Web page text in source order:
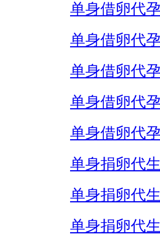
单身借卵代
单身借卵代
单身借卵代
单身借卵代
单身借卵代
单身捐卵代
单身捐卵代
单身捐卵代